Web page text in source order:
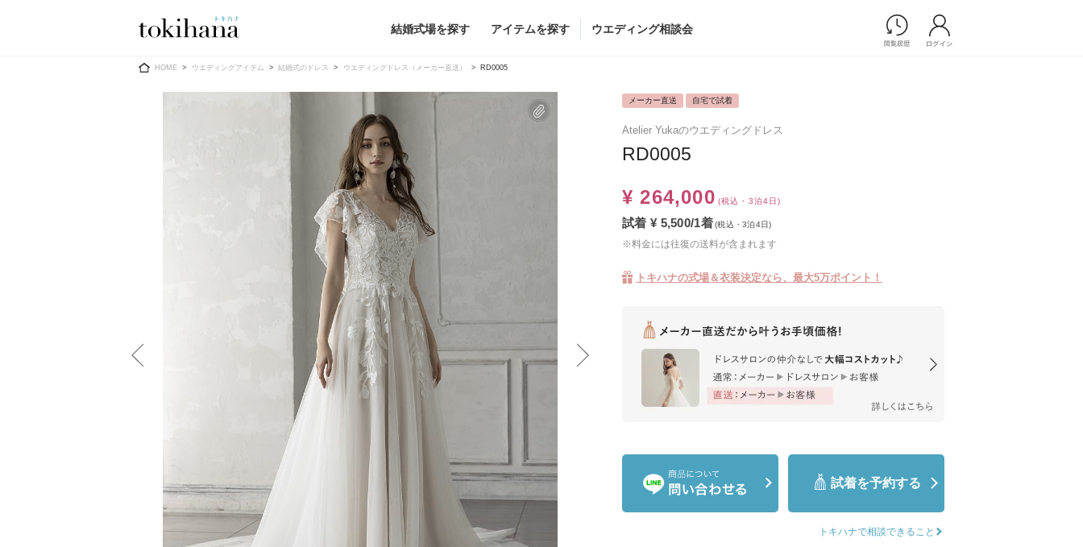
結婚式場を探す アイテムを探す
Ring Dress
ウエディングドレス
ウエディングドレス
（メーカー直
送）
カラードレス
カラードレス （メーカー直送）
和装
メンズ
メンズ （メーカー直送）
小物
すべてのアイテム
Flower
ヘア&メイク
ブライダルエステ
ヘア&メイクショップ一覧
Movie
記録映像
ムービーショップ一覧
ウエディング相談会
HOME ウエディングアイテム 結婚式のドレス ウエディングドレス（メーカー直送） RD0005
メーカー直送 自宅で試着
Atelier Yukaのウエディングドレス
RD0005
¥ 264,000 (税込・3泊4日)
試着 ¥ 5,500/1着(税込・3泊4日)
※料金には往復の送料が含まれます
トキハナの式場＆衣装決定なら、最大5万ポイント！
試着を予約する
トキハナで相談できること